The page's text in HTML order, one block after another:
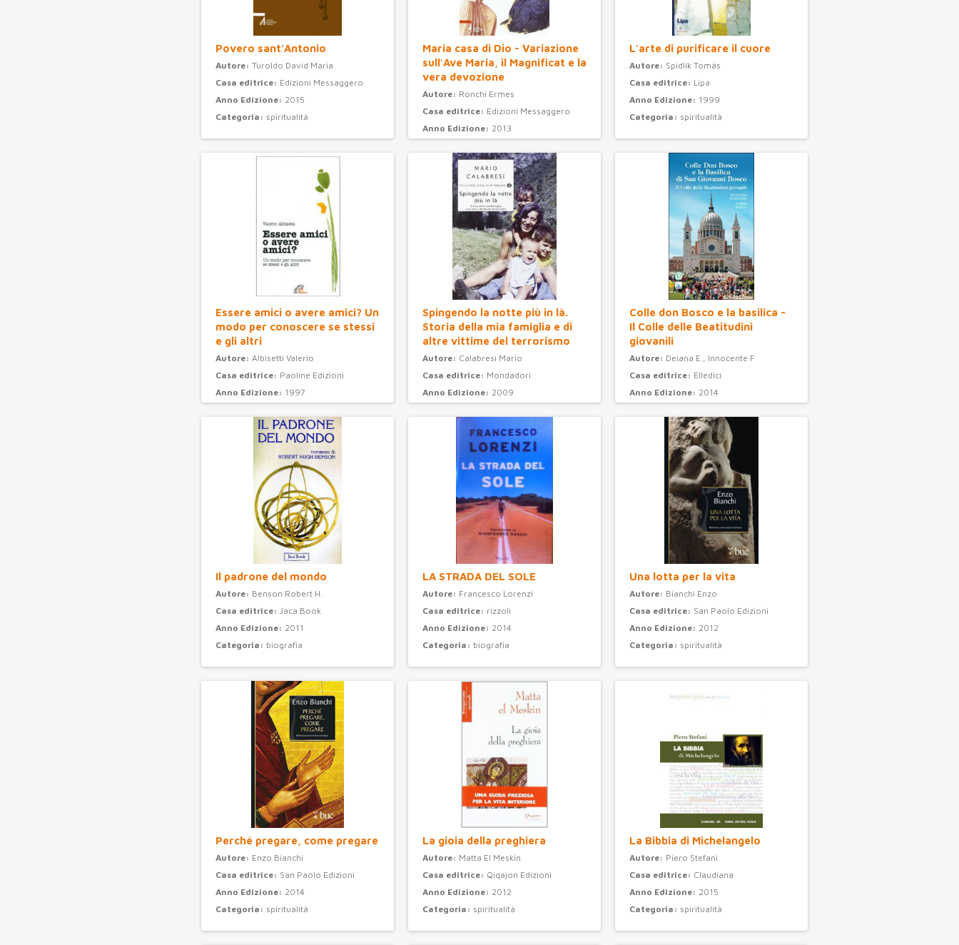
Povero sant'Antonio
Autore: Turoldo David Maria
Casa editrice: Edizioni Messaggero
Anno Edizione: 2015
Categoria: spiritualità
Maria casa di Dio - Variazione
sull'Ave Maria, il Magnificat e la
vera devozione
Autore: Ronchi Ermes
Casa editrice: Edizioni Messaggero
Anno Edizione: 2013
L'arte di purificare il cuore
Autore: Spidlík Tomás
Casa editrice: Lipa
Anno Edizione: 1999
Categoria: spiritualità
Essere amici o avere amici? Un
modo per conoscere se stessi
e gli altri
Autore: Albisetti Valerio
Casa editrice: Paoline Edizioni
Anno Edizione: 1997
Spingendo la notte più in là.
Storia della mia famiglia e di
altre vittime del terrorismo
Autore: Calabresi Mario
Casa editrice: Mondadori
Anno Edizione: 2009
Colle don Bosco e la basilica -
Il Colle delle Beatitudini
giovanili
Autore: Deiana E., Innocente F
Casa editrice: Elledici
Anno Edizione: 2014
Il padrone del mondo
Autore: Benson Robert H.
Casa editrice: Jaca Book
Anno Edizione: 2011
Categoria: biografia
LA STRADA DEL SOLE
Autore: Francesco Lorenzi
Casa editrice: rizzoli
Anno Edizione: 2014
Categoria: biografia
Una lotta per la vita
Autore: Bianchi Enzo
Casa editrice: San Paolo Edizioni
Anno Edizione: 2012
Categoria: spiritualità
Perché pregare, come pregare
Autore: Enzo Bianchi
Casa editrice: San Paolo Edizioni
Anno Edizione: 2014
Categoria: spiritualità
La gioia della preghiera
Autore: Matta El Meskin
Casa editrice: Qiqajon Edizioni
Anno Edizione: 2012
Categoria: spiritualità
La Bibbia di Michelangelo
Autore: Piero Stefani
Casa editrice: Claudiana
Anno Edizione: 2015
Categoria: spiritualità